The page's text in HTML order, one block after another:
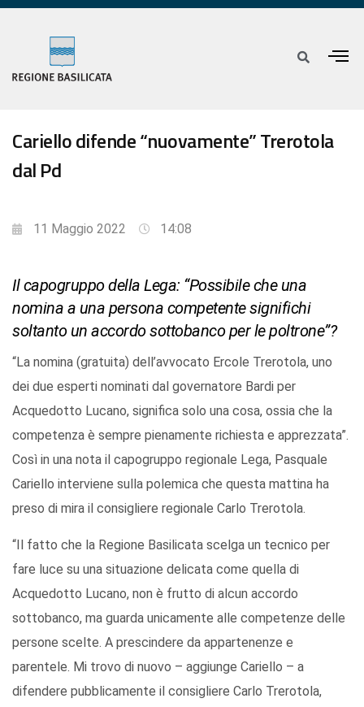
Cariello difende “nuovamente” Trerotola
dal Pd
11 Maggio 2022 14:08
Il capogruppo della Lega: “Possibile che una
nomina a una persona competente significhi
soltanto un accordo sottobanco per le poltrone”?
“La nomina (gratuita) dell’avvocato Ercole Trerotola, uno
dei due esperti nominati dal governatore Bardi per
Acquedotto Lucano, significa solo una cosa, ossia che la
competenza è sempre pienamente richiesta e apprezzata”.
Così in una nota il capogruppo regionale Lega, Pasquale
Cariello interviene sulla polemica che questa mattina ha
preso di mira il consigliere regionale Carlo Trerotola.
“Il fatto che la Regione Basilicata scelga un tecnico per
fare luce su una situazione delicata come quella di
Acquedotto Lucano, non è frutto di alcun accordo
sottobanco, ma guarda unicamente alle competenze delle
persone scelte. A prescindere da appartenenze e
parentele. Mi trovo di nuovo – aggiunge Cariello – a
difendere pubblicamente il consigliere Carlo Trerotola,